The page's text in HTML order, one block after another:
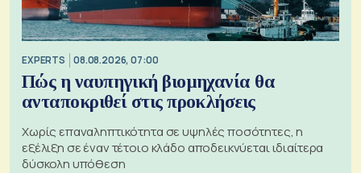
EXPERTS 08.08.2026, 07:00
Πώς η ναυπηγική βιομηχανία θα
ανταποκριθεί στις προκλήσεις
Χωρίς επαναληπτικότητα σε υψηλές ποσότητες, η
εξέλιξη σε έναν τέτοιο κλάδο αποδεικνύεται ιδιαίτερα
δύσκολη υπόθεση